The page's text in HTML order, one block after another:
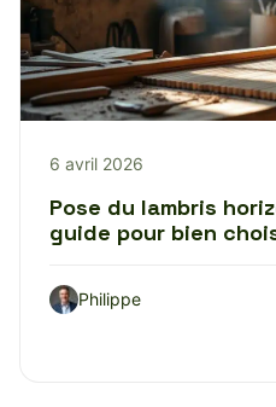
6 avril 2026
Pose du lambris
guide pour bien
Philippe